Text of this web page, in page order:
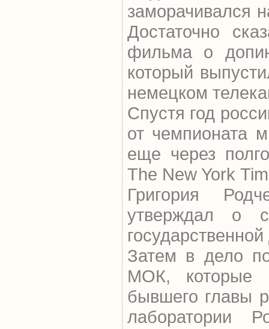
заморачивался
Достаточно
фильма о
который
немецком
Спустя год
от чемпионата
еще через
The New York
Григория
утверждал о
Затем в дело
МОК, которые
бывшего главы
лаборатории